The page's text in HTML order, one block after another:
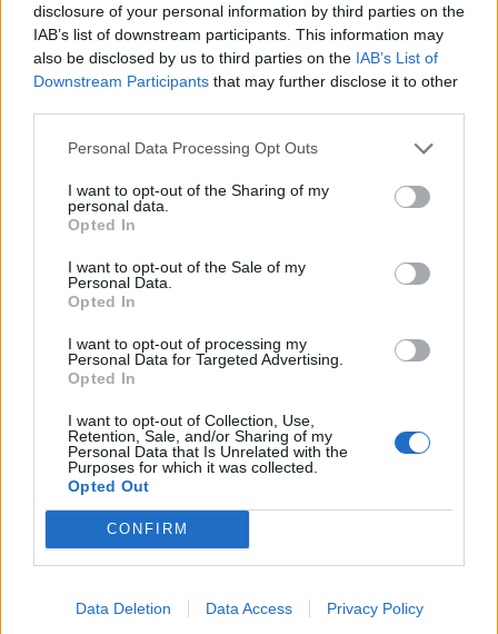
disclosure of your personal information by third parties on the
IAB’s list of downstream participants. This information may
also be disclosed by us to third parties on the IAB’s List of
Downstream Participants that may further disclose it to other
Personal Data Processing Opt Outs
I want to opt-out of the Sharing of my
personal data.
Opted In
I want to opt-out of the Sale of my
Personal Data.
Opted In
I want to opt-out of processing my
Personal Data for Targeted Advertising.
Opted In
I want to opt-out of Collection, Use,
Retention, Sale, and/or Sharing of my
Personal Data that Is Unrelated with the
Purposes for which it was collected.
Opted Out
CONFIRM
Data Deletion Data Access Privacy Policy
τα καλύτερα έργα του παγκόσμιου ΚΛΑΣΣΙΚΟΥ
ρεπερτορίου εκτός από να εκνευρίσουν ένα
μέρος του κοινού;
Κώστα Πρέκα το 1989 πάλι στο Σαινοπούλιο, στο
ξεκίνημα του, που αν μη τι άλλο, θυμάμαι πως
σίγουρα ο Μαυριτανός ήταν μαύρος.-
ΠΟΛΙΤΙΣΜΟΣ